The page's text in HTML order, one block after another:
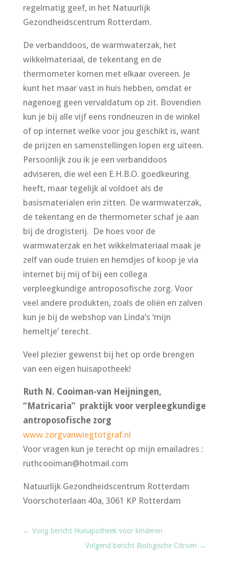
regelmatig geef, in het Natuurlijk
Gezondheidscentrum Rotterdam.
De verbanddoos, de warmwaterzak, het
wikkelmateriaal, de tekentang en de
thermometer komen met elkaar overeen. Je
kunt het maar vast in huis hebben, omdat er
nagenoeg geen vervaldatum op zit. Bovendien
kun je bij alle vijf eens rondneuzen in de winkel
of op internet welke voor jou geschikt is, want
de prijzen en samenstellingen lopen erg uiteen.
Persoonlijk zou ik je een verbanddoos
adviseren, die wel een E.H.B.O. goedkeuring
heeft, maar tegelijk al voldoet als de
basismaterialen erin zitten. De warmwaterzak,
de tekentang en de thermometer schaf je aan
bij de drogisterij. De hoes voor de
warmwaterzak en het wikkelmateriaal maak je
zelf van oude truien en hemdjes of koop je via
internet bij mij of bij een collega
verpleegkundige antroposofische zorg. Voor
veel andere produkten, zoals de oliën en zalven
kun je bij de webshop van Linda’s ‘mijn
hemeltje’ terecht.
Veel plezier gewenst bij het op orde brengen
van een eigen huisapotheek!
Ruth N. Cooiman-van Heijningen,
“Matricaria” praktijk voor verpleegkundige
antroposofische zorg
www.zorgvanwiegtotgraf.nl
Voor vragen kun je terecht op mijn emailadres :
ruthcooiman@hotmail.com
Natuurlijk Gezondheidscentrum Rotterdam
Voorschoterlaan 40a, 3061 KP Rotterdam
← Vorig bericht Huisapotheek voor kinderen
Volgend bericht Biologische Citroen →